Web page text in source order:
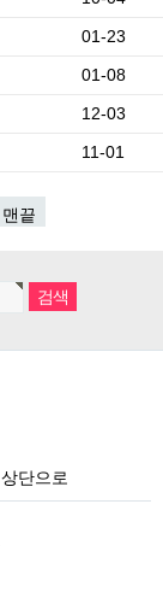
01-23
01-08
12-03
11-01
맨끝
상단으로